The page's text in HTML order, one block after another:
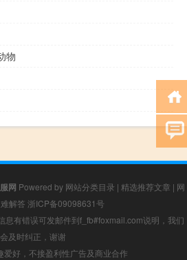
物
网 Powered by 网站分类目录 | 精选推荐文章 | 网
解答 浙ICP备09098631号
息有错误可发邮件到f_fb#foxmail.com说明，我们
会及时纠正，谢谢
爱好，不接盈利性广告及商业合作